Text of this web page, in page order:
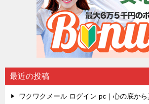
最近の投稿
ワクワクメール ログイン pc｜心の底か